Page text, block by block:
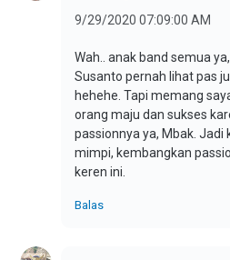
9/29/2020 07:09:00 AM
Wah.. anak band semua
Susanto pernah lihat pas
hehehe. Tapi memang
orang maju dan sukses
passionnya ya, Mbak. Jadi
mimpi, kembangkan
keren ini.
Balas